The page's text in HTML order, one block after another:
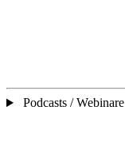
Podcasts / Webinare